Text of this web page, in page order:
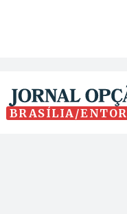
BRASÍLIA/